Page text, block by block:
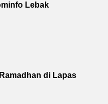
Lebak
di Lapas